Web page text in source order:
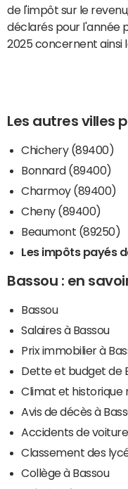
de l'impôt sur le
déclarés pour l'année
2025 concernent ainsi
Les autres villes
Chichery (89400)
Bonnard (89400)
Charmoy (89400)
Cheny (89400)
Beaumont (89250)
Les impôts payés
Bassou : en
Bassou
Salaires à Bassou
Prix immobilier à
Dette et budget de
Climat et historique
Avis de décès à
Accidents de
Classement des
Collège à Bassou